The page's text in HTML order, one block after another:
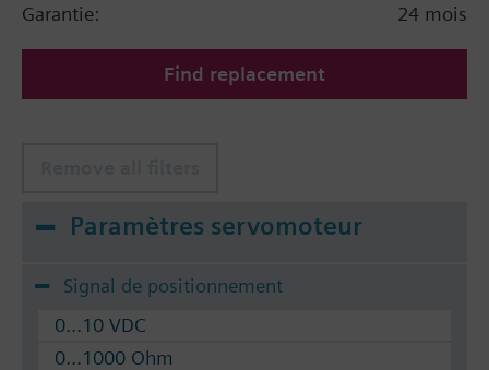
Garantie:
24 mois
Find replacement
Paramètres servomoteur
Signal de positionnement
0...10 VDC
0...1000 Ohm